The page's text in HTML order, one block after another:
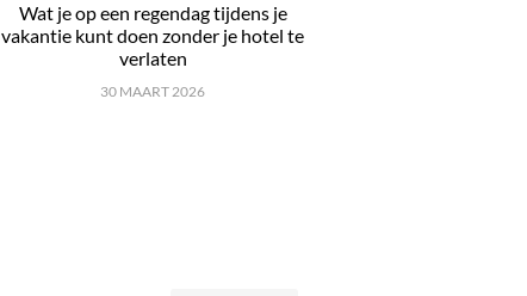
Wat je op een regendag tijdens je
vakantie kunt doen zonder je hotel te
verlaten
30 MAART 2026